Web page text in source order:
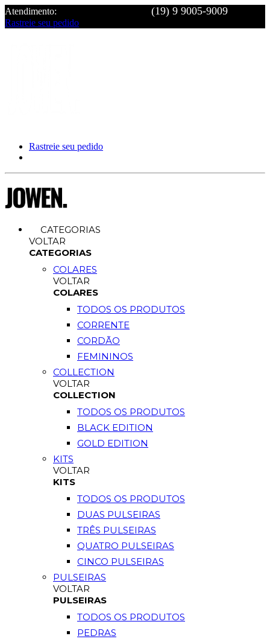
Atendimento:
Rastreie seu pedido
Rastreie seu pedido
CATEGORIAS
VOLTAR
CATEGORIAS
COLARES
VOLTAR
COLARES
TODOS OS PRODUTOS
CORRENTE
CORDÃO
FEMININOS
COLLECTION
VOLTAR
COLLECTION
TODOS OS PRODUTOS
BLACK EDITION
GOLD EDITION
KITS
VOLTAR
KITS
TODOS OS PRODUTOS
DUAS PULSEIRAS
TRÊS PULSEIRAS
QUATRO PULSEIRAS
CINCO PULSEIRAS
PULSEIRAS
VOLTAR
PULSEIRAS
TODOS OS PRODUTOS
PEDRAS